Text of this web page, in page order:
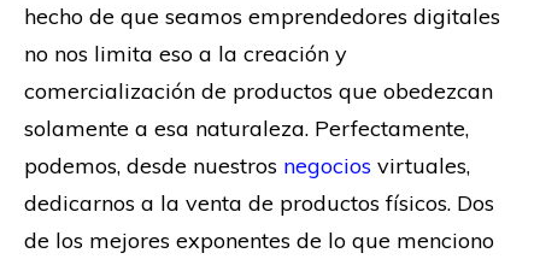
hecho de que seamos emprendedores digitales
no nos limita eso a la creación y
comercialización de productos que obedezcan
solamente a esa naturaleza. Perfectamente,
podemos, desde nuestros negocios virtuales,
dedicarnos a la venta de productos físicos. Dos
de los mejores exponentes de lo que menciono